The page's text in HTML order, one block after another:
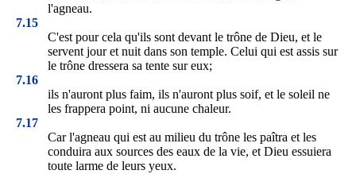
l'agneau.
7.15
C'est pour cela qu'ils sont devant le trône de Dieu, et le
servent jour et nuit dans son temple. Celui qui est assis sur
le trône dressera sa tente sur eux;
7.16
ils n'auront plus faim, ils n'auront plus soif, et le soleil ne
les frappera point, ni aucune chaleur.
7.17
Car l'agneau qui est au milieu du trône les paîtra et les
conduira aux sources des eaux de la vie, et Dieu essuiera
toute larme de leurs yeux.